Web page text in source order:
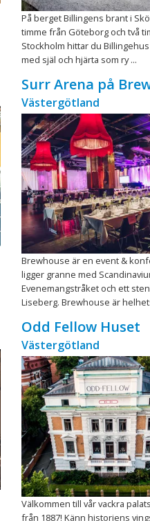
På berget Billingens brant i
timme från Göteborg och två
Stockholm hittar du
med själ och hjärta som ry ...
Surr Arena på
Västergötland
Brewhouse är en event &
ligger granne med
Evenemangstråket och ett
Liseberg. Brewhouse är
Odd Fellow Huset
Västergötland
Välkommen till vår vackra
från 1887! Känn historiens